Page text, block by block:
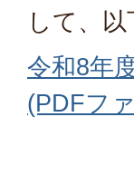
して、
令和8年
(PDFフ